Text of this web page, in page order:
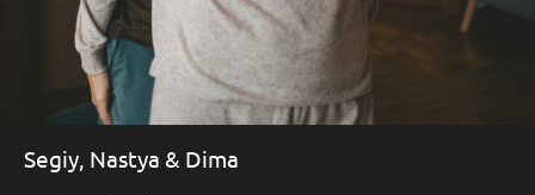
Segiy, Nastya & Dima